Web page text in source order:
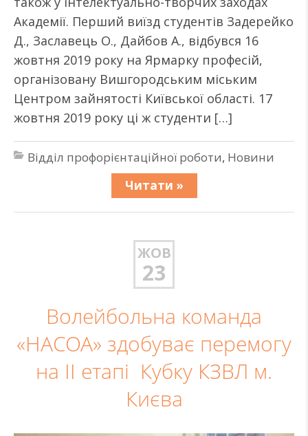
Академії. Перший виїзд студентів Задерейко
Д., Заславець О., Дайбов А., відбувся 16
жовтня 2019 року на Ярмарку професій,
організовану Вишгородським міським
Центром зайнятості Київської області. 17
жовтня 2019 року ці ж студенти […]
Відділ профорієнтаційної роботи, Новини
Читати »
ЖОВ
23
Волейбольна команда
«НАСОА» здобуває перемогу
на ІІ етапі Кубку КЗВЛ м.
Києва